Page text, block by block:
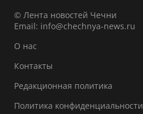
© Лента новостей Чечни
Email: info@chechnya-news.ru
О нас
Контакты
Редакционная политика
Политика конфиденциальности